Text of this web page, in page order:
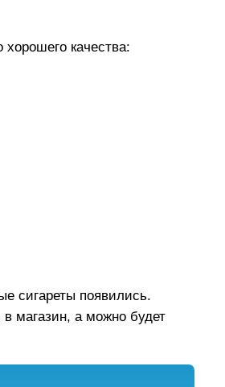
качества:
сигареты появились.
в магазин, а можно будет